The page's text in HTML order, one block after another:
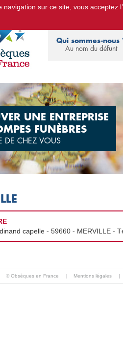
d'Informations Obsèques :devis
Qui sommes-nous
Au nom du défunt
UNE ENTREPRISE
FUNÈBRES
DE CHEZ VOUS
capelle - 59660 - MERVILLE -
© Obsèques en France | Mentions légales |
navigation sur ce site, vous